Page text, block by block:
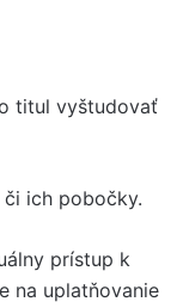
titul vyštudovať
ich pobočky.
prístup k
na uplatňovanie